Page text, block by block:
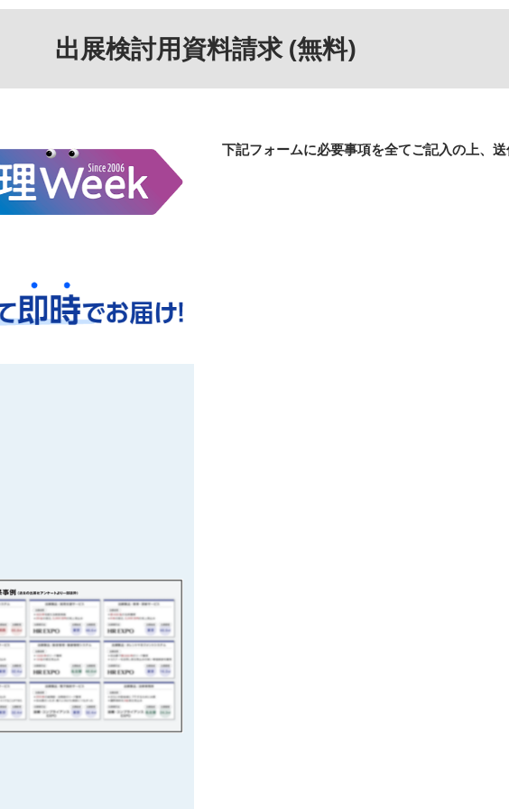
出展検討用資料請求 (無料)
下記フォームに必要事項を全てご記入の上、